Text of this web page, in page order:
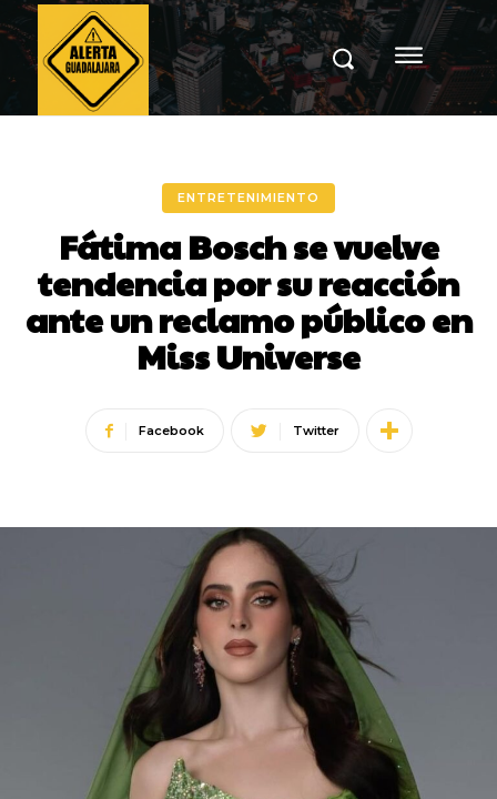
ENTRETENIMIENTO
Fátima Bosch se vuelve
tendencia por su reacción
ante un reclamo público en
Miss Universe
Facebook Twitter